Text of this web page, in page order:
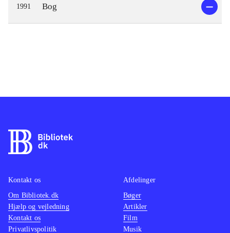
1991 Bog
Kontakt os
Om Bibliotek.dk
Hjælp og vejledning
Kontakt os
Privatlivspolitik
Afdelinger
Bøger
Artikler
Film
Musik